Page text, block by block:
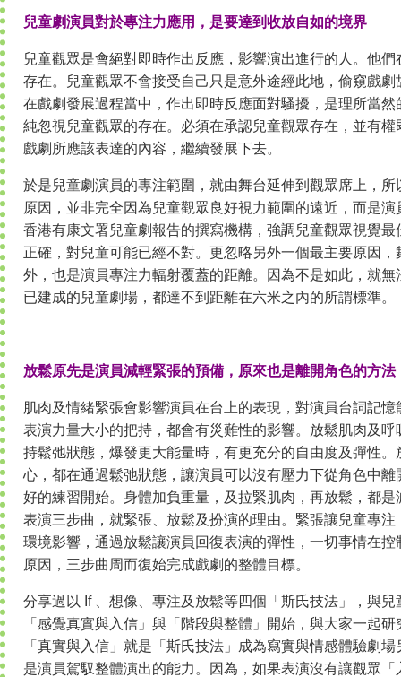
兒童劇演員對於專注力應用，是要達到收放自如的境界
兒童觀眾是會絕對即時作出反應，影響演出進行的人。他
存在。兒童觀眾不會接受自己只是意外途經此地，偷窺戲
在戲劇發展過程當中，作出即時反應面對騷擾，是理所當
純忽視兒童觀眾的存在。必須在承認兒童觀眾存在，並有
戲劇所應該表達的內容，繼續發展下去。
於是兒童劇演員的專注範圍，就由舞台延伸到觀眾席上，
原因，並非完全因為兒童觀眾良好視力範圍的遠近，而是
香港有康文署兒童劇報告的撰寫機構，強調兒童觀眾視覺
正確，對兒童可能已經不對。更忽略另外一個最主要原因
外，也是演員專注力輻射覆蓋的距離。因為不是如此，就
已建成的兒童劇場，都達不到距離在六米之內的所謂標準。
放鬆原先是演員減輕緊張的預備，原來也是離開角色的方法
肌肉及情緒緊張會影響演員在台上的表現，對演員台詞記
表演力量大小的把持，都會有災難性的影響。放鬆肌肉及
持鬆弛狀態，爆發更大能量時，有更充分的自由度及彈性
心，都在通過鬆弛狀態，讓演員可以沒有壓力下從角色中
好的練習開始。身體加負重量，及拉緊肌肉，再放鬆，都
表演三步曲，就緊張、放鬆及扮演的理由。緊張讓兒童專
環境影響，通過放鬆讓演員回復表演的彈性，一切事情在
原因，三步曲周而復始完成戲劇的整體目標。
分享過以 If 、想像、專注及放鬆等四個「斯氏技法」，與
「感覺真實與入信」與「階段與整體」開始，與大家一起
「真實與入信」就是「斯氏技法」成為寫實與情感體驗劇
是演員駕馭整體演出的能力。因為，如果表演沒有讓觀眾